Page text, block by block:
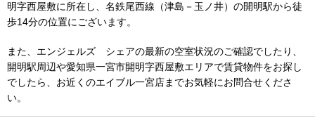
明字西屋敷に所在し、名鉄尾西線（津島－玉ノ井）の開明駅から徒
歩14分の位置にございます。
また、エンジェルズ シェアの最新の空室状況のご確認でしたり、
開明駅周辺や愛知県一宮市開明字西屋敷エリアで賃貸物件をお探し
でしたら、お近くのエイブル一宮店までお気軽にお問合せくださ
い。